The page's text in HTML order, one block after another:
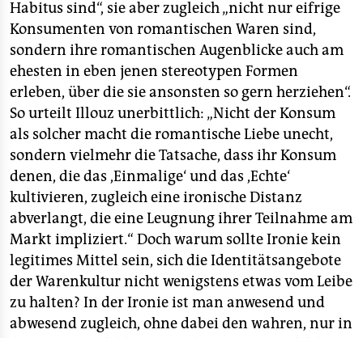
Habitus sind“, sie aber zugleich „nicht nur eifrige
Konsumenten von romantischen Waren sind,
sondern ihre romantischen Augenblicke auch am
ehesten in eben jenen stereotypen Formen
erleben, über die sie ansonsten so gern herziehen“.
So urteilt Illouz unerbittlich: „Nicht der Konsum
als solcher macht die romantische Liebe unecht,
sondern vielmehr die Tatsache, dass ihr Konsum
denen, die das ,Einmalige‘ und das ,Echte‘
kultivieren, zugleich eine ironische Distanz
abverlangt, die eine Leugnung ihrer Teilnahme am
Markt impliziert.“ Doch warum sollte Ironie kein
legitimes Mittel sein, sich die Identitätsangebote
der Warenkultur nicht wenigstens etwas vom Leibe
zu halten? In der Ironie ist man anwesend und
abwesend zugleich, ohne dabei den wahren, nur in